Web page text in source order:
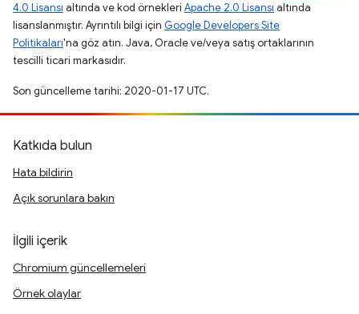
4.0 Lisansı altında ve kod örnekleri Apache 2.0 Lisansı altında
lisanslanmıştır. Ayrıntılı bilgi için Google Developers Site
Politikaları'na göz atın. Java, Oracle ve/veya satış ortaklarının
tescilli ticari markasıdır.
Son güncelleme tarihi: 2020-01-17 UTC.
Katkıda bulun
Hata bildirin
Açık sorunlara bakın
İlgili içerik
Chromium güncellemeleri
Örnek olaylar